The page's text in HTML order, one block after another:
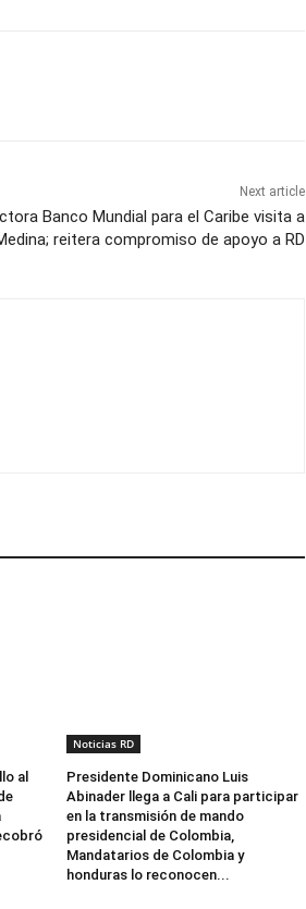
Next article
Banco Mundial para el Caribe visita a
reitera compromiso de apoyo a RD
al
Noticias RD
Presidente Dominicano Luis
Abinader llega a Cali para participar
en la transmisión de mando
presidencial de Colombia,
Mandatarios de Colombia y
honduras lo reconocen...